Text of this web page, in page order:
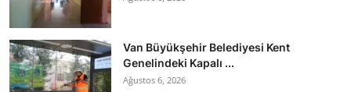
Van Büyükşehir Belediyesi Kent
Genelindeki Kapalı ...
Ağustos 6, 2026